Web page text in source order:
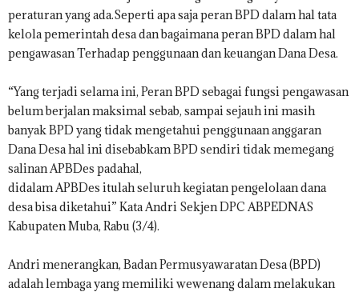
peraturan yang ada.Seperti apa saja peran BPD dalam hal tata
kelola pemerintah desa dan bagaimana peran BPD dalam hal
pengawasan Terhadap penggunaan dan keuangan Dana Desa.
“Yang terjadi selama ini, Peran BPD sebagai fungsi pengawasan
belum berjalan maksimal sebab, sampai sejauh ini masih
banyak BPD yang tidak mengetahui penggunaan anggaran
Dana Desa hal ini disebabkam BPD sendiri tidak memegang
salinan APBDes padahal,
didalam APBDes itulah seluruh kegiatan pengelolaan dana
desa bisa diketahui” Kata Andri Sekjen DPC ABPEDNAS
Kabupaten Muba, Rabu (3/4).
Andri menerangkan, Badan Permusyawaratan Desa (BPD)
adalah lembaga yang memiliki wewenang dalam melakukan